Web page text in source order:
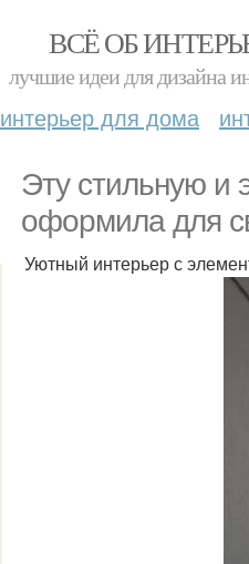
ВСЁ ОБ
лучшие идеи для дизайна
интерьер для дома
Эту стильную и
оформила для
Уютный интерьер с